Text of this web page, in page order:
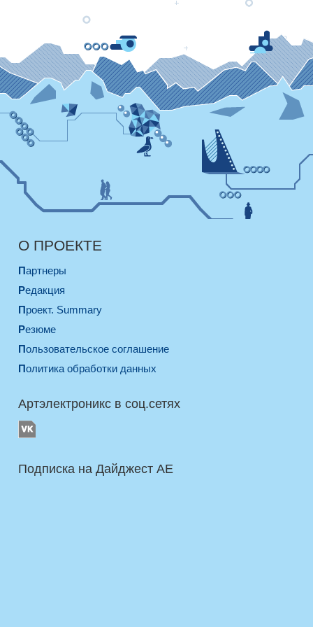
О ПРОЕКТЕ
Партнеры
Редакция
Проект. Summary
Резюме
Пользовательское соглашение
Политика обработки данных
Артэлектроникс в соц.сетях
Подписка на Дайджест AE